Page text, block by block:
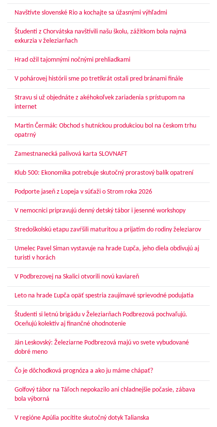
Navštívte slovenské Rio a kochajte sa úžasnými výhľadmi
Študenti z Chorvátska navštívili našu školu, zážitkom bola najmä
exkurzia v železiarňach
Hrad ožil tajomnými nočnými prehliadkami
V pohárovej histórii sme po tretíkrát ostali pred bránami finále
Stravu si už objednáte z akéhokoľvek zariadenia s prístupom na
internet
Martin Čermák: Obchod s hutníckou produkciou bol na českom trhu
opatrný
Zamestnanecká palivová karta SLOVNAFT
Klub 500: Ekonomika potrebuje skutočný prorastový balík opatrení
Podporte jaseň z Lopeja v súťaži o Strom roka 2026
V nemocnici pripravujú denný detský tábor i jesenné workshopy
Stredoškolskú etapu zavŕšili maturitou a prijatím do rodiny železiarov
Umelec Pavel Siman vystavuje na hrade Ľupča, jeho diela obdivujú aj
turisti v horách
V Podbrezovej na Skalici otvorili novú kaviareň
Leto na hrade Ľupča opäť spestria zaujímavé sprievodné podujatia
Študenti si letnú brigádu v Železiarňach Podbrezová pochvaľujú.
Oceňujú kolektív aj finančné ohodnotenie
Ján Leskovský: Železiarne Podbrezová majú vo svete vybudované
dobré meno
Čo je dôchodková prognóza a ako ju máme chápať?
Golfový tábor na Táľoch nepokazilo ani chladnejšie počasie, zábava
bola výborná
V regióne Apúlia pocítite skutočný dotyk Talianska